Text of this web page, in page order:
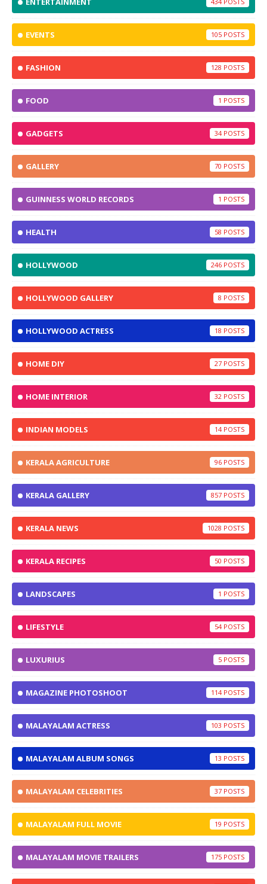
EVENTS 105
FASHION 128
FOOD 1
GADGETS 34
GALLERY 70
GUINNESS WORLD RECORDS 1
HEALTH 58
HOLLYWOOD 246
HOLLYWOOD GALLERY 8
HOLLYWOOD ACTRESS 18
HOME DIY 27
HOME INTERIOR 32
INDIAN MODELS 14
KERALA AGRICULTURE 96
KERALA GALLERY 857
KERALA NEWS 1028
KERALA RECIPES 50
LANDSCAPES 1
LIFESTYLE 54
LUXURIUS 5
MAGAZINE PHOTOSHOOT 114
MALAYALAM ACTRESS 103
MALAYALAM ALBUM SONGS 13
MALAYALAM CELEBRITIES 37
MALAYALAM FULL MOVIE 19
MALAYALAM MOVIE TRAILERS 175